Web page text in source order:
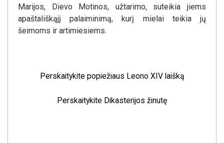
Marijos, Dievo Motinos, užtarimo, suteikia jiems
apaštališkąjį palaiminimą, kurį mielai teikia jų
šeimoms ir artimiesiems.
Perskaitykite popiežiaus Leono XIV laišką
Perskaitykite Dikasterijos žinutę